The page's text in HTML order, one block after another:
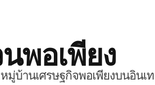
พอเพียง
มู่บ้านเศรษฐกิจพอเพียงบนอินเ